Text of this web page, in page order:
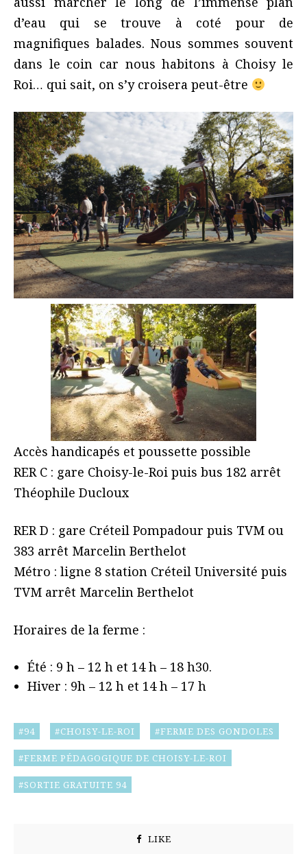
d’eau qui se trouve à coté pour de
magnifiques balades. Nous sommes souvent
dans le coin car nous habitons à Choisy le
Roi… qui sait, on s’y croisera peut-être
Accès handicapés et poussette possible
RER C : gare Choisy-le-Roi puis bus 182 arrêt
Théophile Ducloux
RER D : gare Créteil Pompadour puis TVM ou
383 arrêt Marcelin Berthelot
Métro : ligne 8 station Créteil Université puis
TVM arrêt Marcelin Berthelot
Horaires de la ferme :
Été : 9 h – 12 h et 14 h – 18 h30.
Hiver : 9h – 12 h et 14 h – 17 h
94 CHOISY-LE-ROI FERME DES GONDOLES
FERME PÉDAGOGIQUE DE CHOISY-LE-ROI
SORTIE GRATUITE 94
LIKE